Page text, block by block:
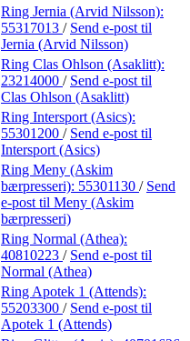
Ring Jernia (Arvid Nilsson):
55317013 / Send e-post til
Jernia (Arvid Nilsson)
Ring Clas Ohlson (Asaklitt):
23214000 / Send e-post til
Clas Ohlson (Asaklitt)
Ring Intersport (Asics):
55301200 / Send e-post til
Intersport (Asics)
Ring Meny (Askim
bærpresseri): 55301130 / Send
e-post til Meny (Askim
bærpresseri)
Ring Normal (Athea):
40810223 / Send e-post til
Normal (Athea)
Ring Apotek 1 (Attends):
55203300 / Send e-post til
Apotek 1 (Attends)